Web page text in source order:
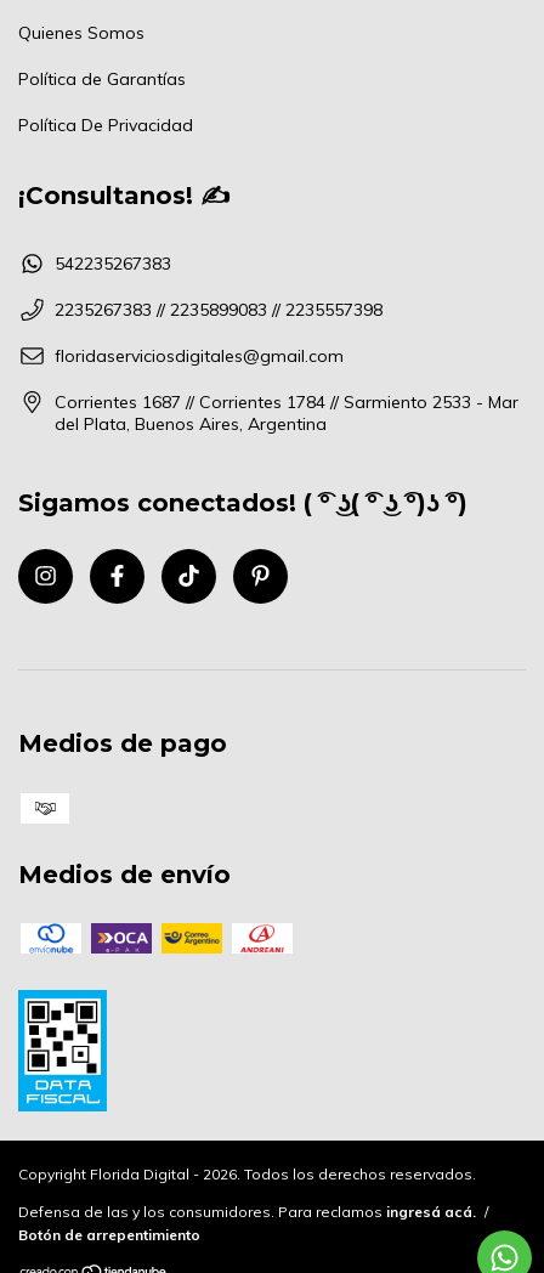
Quienes Somos
Política de Garantías
Política De Privacidad
¡Consultanos! ✍
542235267383
2235267383 // 2235899083 // 2235557398
floridaserviciosdigitales@gmail.com
Corrientes 1687 // Corrientes 1784 // Sarmiento 2533 - Mar
del Plata, Buenos Aires, Argentina
Sigamos conectados! ( ͡° ͜ʖ( ͡° ͜ʖ ͡°)ʖ ͡°)
Medios de pago
Medios de envío
Copyright Florida Digital - 2026. Todos los derechos reservados.
Defensa de las y los consumidores. Para reclamos ingresá acá. /
Botón de arrepentimiento